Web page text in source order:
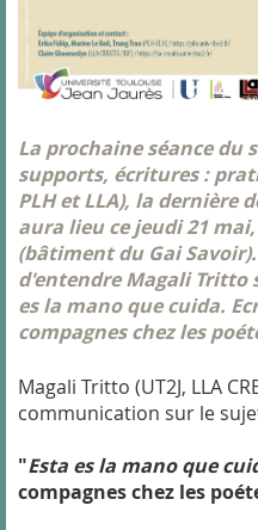
La prochaine séance du
supports, écritures :
PLH et LLA), la dernière
aura lieu ce jeudi 21 mai,
(bâtiment du Gai
d'entendre Magali Tritto
es la mano que cuida.
compagnes chez les
Magali Tritto (UT2J, LLA
communication sur le
"Esta es la mano que
compagnes chez les